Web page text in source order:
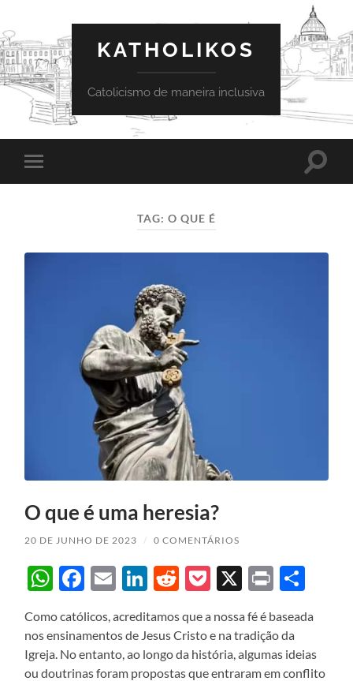
KATHOLIKOS
Catolicismo de maneira inclusiva
Toggle
mobile
Toggle
TAG: O QUE É
O que é uma heresia?
20 DE JUNHO DE 2023 / 0 COMENTÁRIOS
WhatsApp
Facebook
EmailLinkedIn
Reddit
Pocket
X Print
Como católicos, acreditamos que a nossa fé é baseada
nos ensinamentos de Jesus Cristo e na tradição da
Igreja. No entanto, ao longo da história, algumas ideias
ou doutrinas foram propostas que entraram em conflito